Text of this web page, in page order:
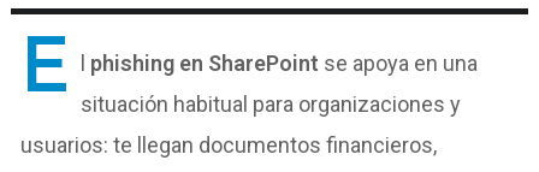
E phishing en SharePoint se apoya en una
situación habitual para organizaciones y
usuarios: te llegan documentos financieros,